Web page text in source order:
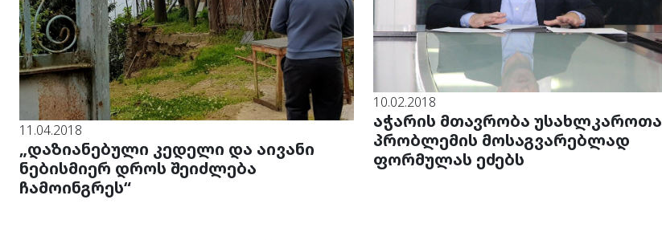
11.04.2018
„დაზიანებული კედელი და აივანი
ნებისმიერ დროს შეიძლება
ჩამოინგრეს“
10.02.2018
აჭარის მთავრობა უსახლკაროთა
პრობლემის მოსაგვარებლად
ფორმულას ეძებს